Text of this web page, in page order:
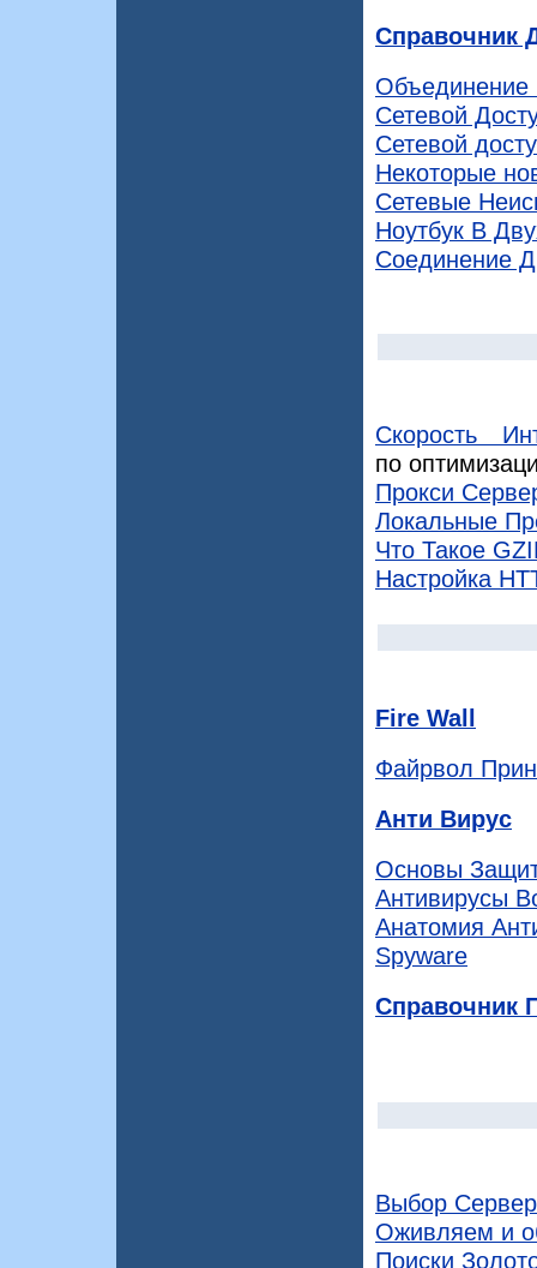
Справочник
Объединение
Сетевой
Сетевой
Некоторые
Сетевые
Ноутбук В
Соединение
Скорость
по
Прокси
Локальные
Что Такое
Настройка
Fire Wall
Файрвол
Анти Вирус
Основы
Антивирусы
Анатомия
Spyware
Справочник
Выбор
Оживляем и
Поиски